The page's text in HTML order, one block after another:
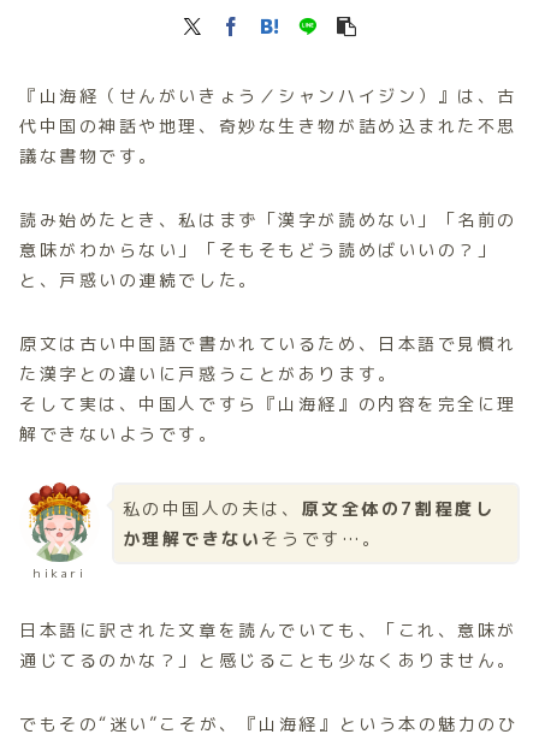
『山海経（せんがいきょう／シャンハイジン）』は、古
代中国の神話や地理、奇妙な生き物が詰め込まれた不思
議な書物です。
読み始めたとき、私はまず「漢字が読めない」「名前の
意味がわからない」「そもそもどう読めばいいの？」
と、戸惑いの連続でした。
原文は古い中国語で書かれているため、日本語で見慣れ
た漢字との違いに戸惑うことがあります。
そして実は、中国人ですら『山海経』の内容を完全に理
解できないようです。
hikari
私の中国人の夫は、 原文全体の7割程度し
か理解できない そうです…。
日本語に訳された文章を読んでいても、「これ、意味が
通じてるのかな？」と感じることも少なくありません。
でもその“迷い”こそが、『山海経』という本の魅力のひ